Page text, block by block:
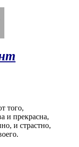
того,
и прекрасна,
и страстно,